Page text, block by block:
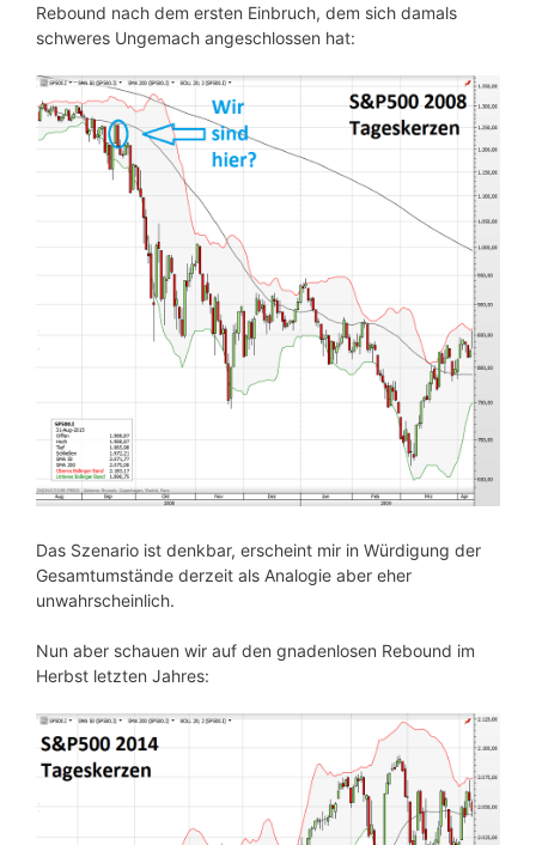
Rebound nach dem ersten Einbruch, dem sich damals
schweres Ungemach angeschlossen hat:
Das Szenario ist denkbar, erscheint mir in Würdigung der
Gesamtumstände derzeit als Analogie aber eher
unwahrscheinlich.
Nun aber schauen wir auf den gnadenlosen Rebound im
Herbst letzten Jahres: